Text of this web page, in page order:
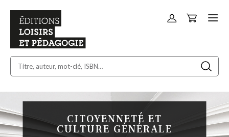
Allez
Panier
CITOYENNETÉ ET
CULTURE GÉNÉRALE